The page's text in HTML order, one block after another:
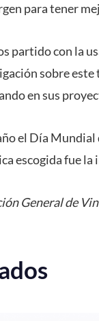
para tener
partido con la
sobre este
en sus
el Día
escogida fue la
General de